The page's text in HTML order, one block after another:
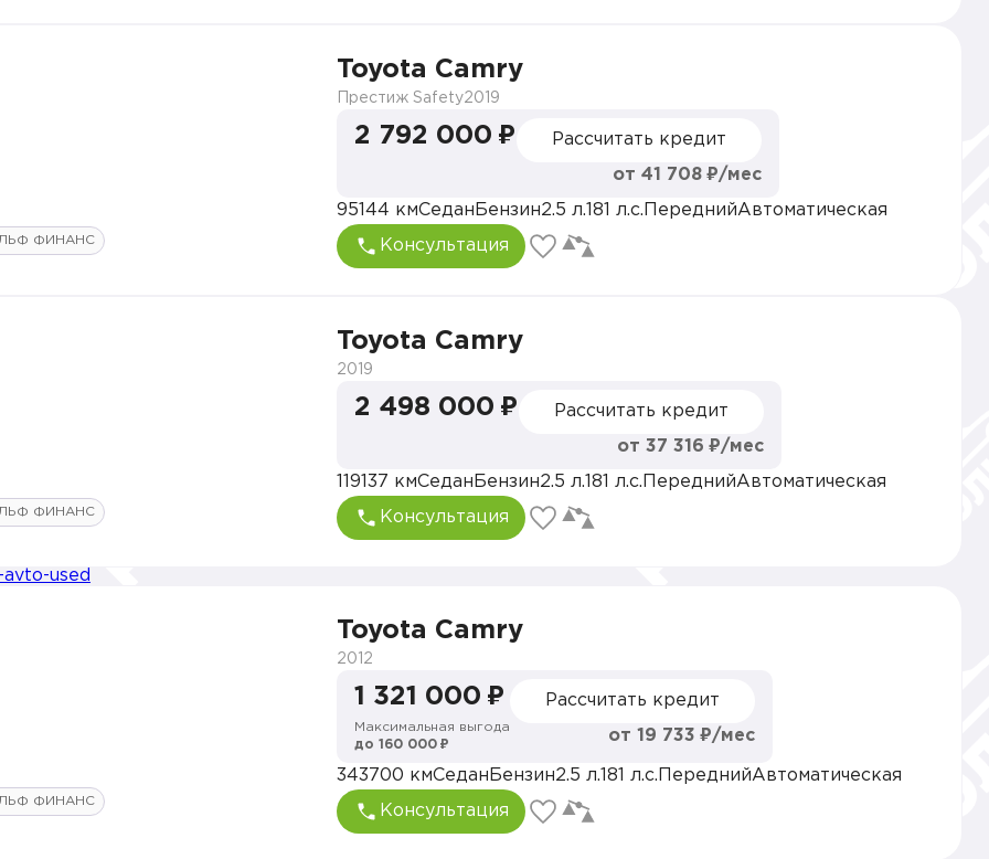
ФИНАНС
Toyota Camry
Престиж Safety2019
2 792 000 ₽ Рассчитать кредит
от 41 708 ₽/мес
95144 кмСедан Бензин2.5 л. 181 л.с. ПереднийАвтоматическая
Консультация
ФИНАНС
Toyota Camry
2019
2 498 000 ₽ Рассчитать кредит
от 37 316 ₽/мес
119137 кмСедан Бензин2.5 л. 181 л.с. ПереднийАвтоматическая
Консультация
ФИНАНС
Toyota Camry
2012
1 321 000 ₽
Максимальная выгода
до 160 000 ₽
Рассчитать кредит
от 19 733 ₽/мес
343700 кмСедан Бензин2.5 л. 181 л.с. ПереднийАвтоматическая
Консультация